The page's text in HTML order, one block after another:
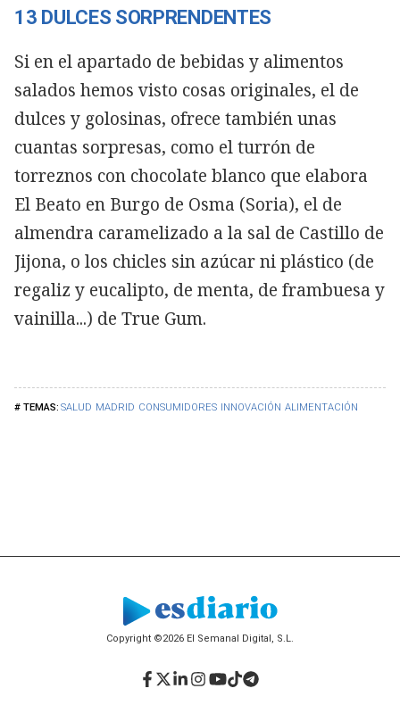
SALUD MADRID CONSUMIDORES INNOVACIÓN ALIMENTACIÓN
13 DULCES SORPRENDENTES
Si en el apartado de bebidas y alimentos
salados hemos visto cosas originales, el de
dulces y golosinas, ofrece también unas
cuantas sorpresas, como el turrón de
torreznos con chocolate blanco que elabora
El Beato en Burgo de Osma (Soria), el de
almendra caramelizado a la sal de Castillo de
Jijona, o los chicles sin azúcar ni plástico (de
regaliz y eucalipto, de menta, de frambuesa y
vainilla...) de True Gum.
Copyright ©2026 El Semanal Digital, S.L.
Facebook
Twitter
LinkedIn
Instagram
YouTube
TikTok
Telegram